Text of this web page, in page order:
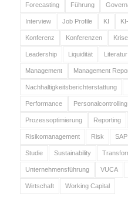
Forecasting Führung
Interview Job Profile KI
Konferenz Konferenzen Krise
Leadership Liquidität Literatur
Management Management
Nachhaltigkeitsberichterstattung
Performance Personalcontrolling
Prozessoptimierung Reporting
Risikomanagement Risk
Studie Sustainability
Unternehmensführung VUCA
Wirtschaft Working Capital